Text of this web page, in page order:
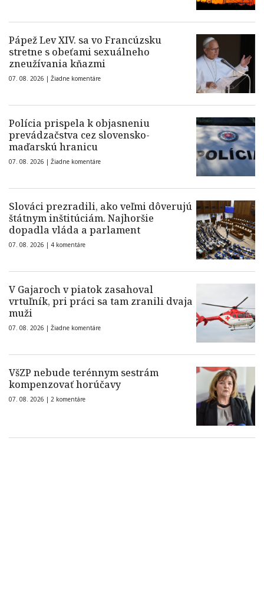
Pápež Lev XIV. sa vo Francúzsku
stretne s obeťami sexuálneho
zneužívania kňazmi
07. 08. 2026 | Žiadne komentáre
Polícia prispela k objasneniu
prevádzačstva cez slovensko-
maďarskú hranicu
07. 08. 2026 | Žiadne komentáre
Slováci prezradili, ako veľmi dôverujú
štátnym inštitúciám. Najhoršie
dopadla vláda a parlament
07. 08. 2026 | 4 komentáre
V Gajaroch v piatok zasahoval
vrtuľník, pri práci sa tam zranili dvaja
muži
07. 08. 2026 | Žiadne komentáre
VšZP nebude terénnym sestrám
kompenzovať horúčavy
07. 08. 2026 | 2 komentáre